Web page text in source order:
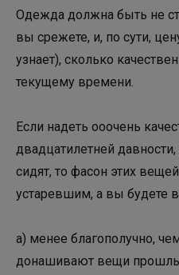
Одежда должна быть не
вы срежете, и, по сути,
узнает), сколько
текущему времени.
Если надеть ооочень
двадцатилетней
сидят, то фасон этих
устаревшим, а вы будете
а) менее благополучно,
донашивают вещи